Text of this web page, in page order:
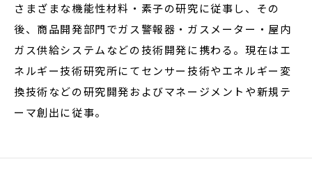
さまざまな機能性材料・素子の研究に従事し、その
後、商品開発部門でガス警報器・ガスメーター・屋内
ガス供給システムなどの技術開発に携わる。現在はエ
ネルギー技術研究所にてセンサー技術やエネルギー変
換技術などの研究開発およびマネージメントや新規テ
ーマ創出に従事。